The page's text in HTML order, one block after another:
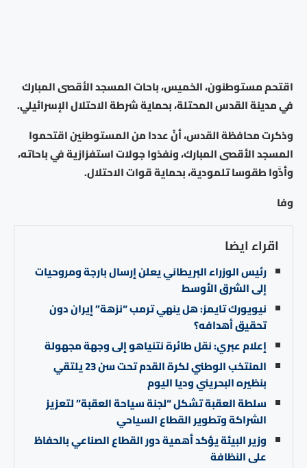
اقتحم مستوطنون، الخميس، باحات المسجد الأقصى المبارك
في مدينة القدس المحتلة، بحماية شرطة الاحتلال الإسرائيلي.
وذكرت محافظة القدس، أنّ عددا من المستوطنين اقتحموا
المسجد الأقصى المبارك، ونفذوا جولات استفزازية في باحاته،
وأدَّوا طقوسا تلمودية، بحماية قوات الاحتلال.
وفا
اقراء ايضا
رئيس الوزراء البريطاني يعلن إرسال بارجة ومروحيات
إلى الشرق الأوسط
نيويورك تايمز: هل ينهي ترمب “نزهة” إيران دون
تحقيق أهدافه؟
إعلام عبري: نقل طائرة نتنياهو إلى وجهة مجهولة
المنتخب الوطني لكرة القدم تحت سن 23 يلتقي
بنظيره البحريني وديا اليوم
سلطة العقبة تشكل “لجنة سياحة العقبة” لتعزيز
الشراكة وتطوير القطاع السياحي
وزير البيئة يؤكد أهمية دور القطاع الصناعي بالحفاظ
على النظافة